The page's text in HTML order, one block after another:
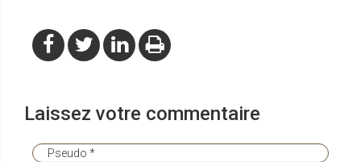
Laissez votre commentaire